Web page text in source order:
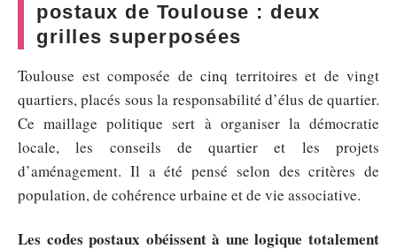
postaux de Toulouse : deux
grilles superposées
Toulouse est composée de cinq territoires et de vingt
quartiers, placés sous la responsabilité d’élus de quartier.
Ce maillage politique sert à organiser la démocratie
locale, les conseils de quartier et les projets
d’aménagement. Il a été pensé selon des critères de
population, de cohérence urbaine et de vie associative.
Les codes postaux obéissent à une logique totalement